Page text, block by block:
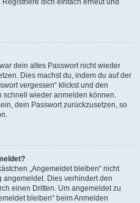
dich einfach erneut und
dein altes Passwort nicht wieder
Dies machst du, indem du auf der
vergessen“ klickst und den
schnell wieder anmelden können.
dein Passwort zurückzusetzen, so
„Angemeldet bleiben“ nicht
angemeldet. Dies verhindert den
einen Dritten. Um angemeldet zu
bleiben“ beim Anmelden